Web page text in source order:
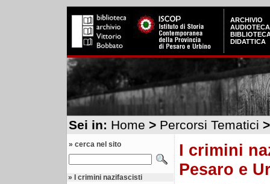
ARCHIVIO
AUDIOTECA
DIDATTICA
Sei in: Home > Percorsi Tematici
» cerca nel sito
»
I crimini nazifascisti
I crimini
Pesaro e